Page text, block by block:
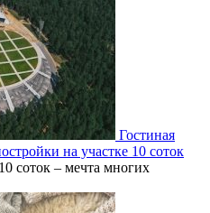
Гостиная
на участке 10 соток
соток – мечта многих